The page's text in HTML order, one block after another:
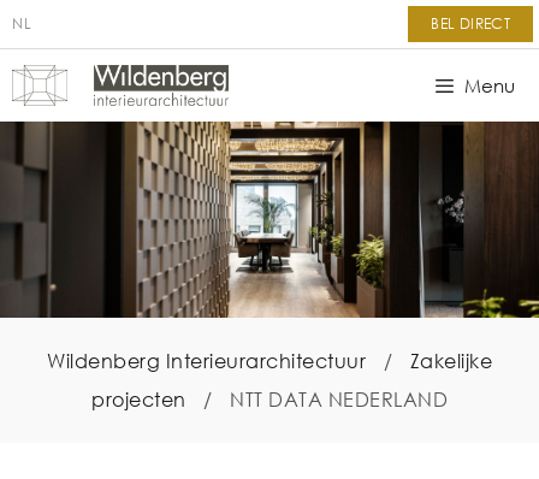
NL BEL DIRECT
Menu
Wildenberg Interieurarchitectuur /
Zakelijke
projecten
/ NTT DATA NEDERLAND